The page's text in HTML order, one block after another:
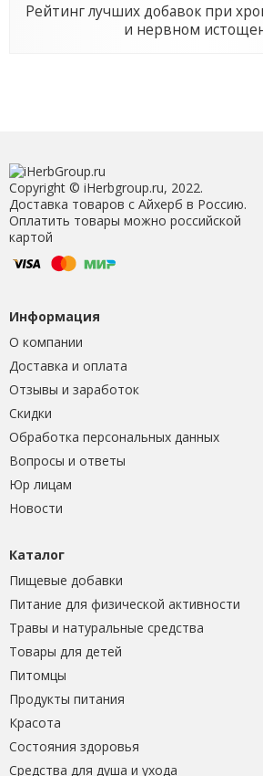
Рейтинг лучших добавок при
и нервном
Copyright © iHerbgroup.ru, 2022.
Доставка товаров с Айхерб в Россию.
Оплатить товары можно российской
картой
Информация
О компании
Доставка и оплата
Отзывы и заработок
Скидки
Обработка персональных данных
Вопросы и ответы
Юр лицам
Новости
Каталог
Пищевые добавки
Питание для физической активности
Травы и натуральные средства
Товары для детей
Питомцы
Продукты питания
Красота
Состояния здоровья
Средства для душа и ухода